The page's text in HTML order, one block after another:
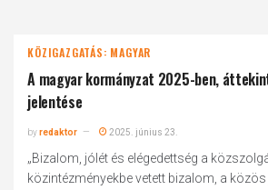
KÖZIGAZGATÁS: MAGYAR
A magyar kormányzat 2025-ben,
jelentése
byredaktor 2025. június 23.
„Bizalom, jólét és elégedettség a
közintézményekbe vetett bizalom, a